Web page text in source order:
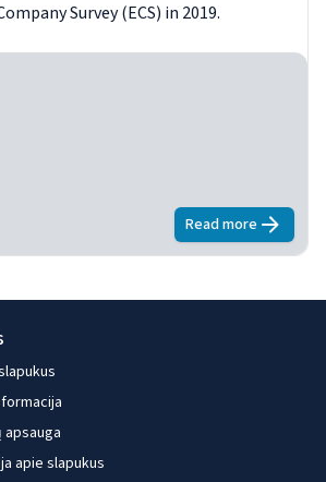
Survey (ECS) in 2019.
Read moreaboutECS
apsauga
apie slapukus